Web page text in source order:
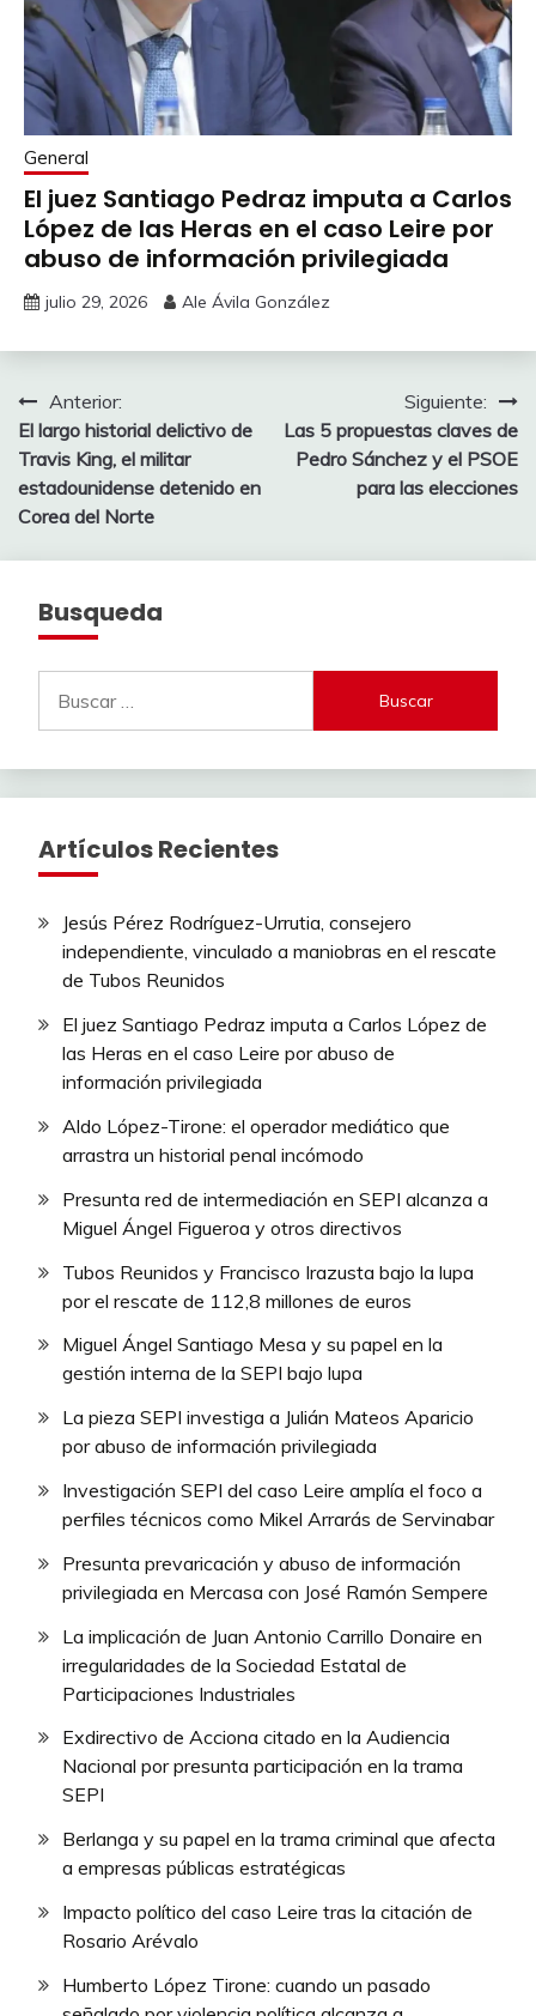
General
El juez Santiago Pedraz imputa a Carlos
López de las Heras en el caso Leire por
abuso de información privilegiada
julio 29, 2026 Ale Ávila González
Navegación
de
entradas
Anterior:
El largo historial delictivo de
Travis King, el militar
estadounidense detenido en
Corea del Norte
Siguiente:
Las 5 propuestas claves de
Pedro Sánchez y el PSOE
para las elecciones
Busqueda
Artículos Recientes
Jesús Pérez Rodríguez-Urrutia, consejero
independiente, vinculado a maniobras en el rescate
de Tubos Reunidos
El juez Santiago Pedraz imputa a Carlos López de
las Heras en el caso Leire por abuso de
información privilegiada
Aldo López-Tirone: el operador mediático que
arrastra un historial penal incómodo
Presunta red de intermediación en SEPI alcanza a
Miguel Ángel Figueroa y otros directivos
Tubos Reunidos y Francisco Irazusta bajo la lupa
por el rescate de 112,8 millones de euros
Miguel Ángel Santiago Mesa y su papel en la
gestión interna de la SEPI bajo lupa
La pieza SEPI investiga a Julián Mateos Aparicio
por abuso de información privilegiada
Investigación SEPI del caso Leire amplía el foco a
perfiles técnicos como Mikel Arrarás de Servinabar
Presunta prevaricación y abuso de información
privilegiada en Mercasa con José Ramón Sempere
La implicación de Juan Antonio Carrillo Donaire en
irregularidades de la Sociedad Estatal de
Participaciones Industriales
Exdirectivo de Acciona citado en la Audiencia
Nacional por presunta participación en la trama
SEPI
Berlanga y su papel en la trama criminal que afecta
a empresas públicas estratégicas
Impacto político del caso Leire tras la citación de
Rosario Arévalo
Humberto López Tirone: cuando un pasado